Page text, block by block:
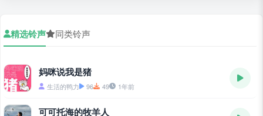
精选铃声 同类铃声
妈咪说我是猪
生活的鸭力 96 49 1年前
可可托海的牧羊人